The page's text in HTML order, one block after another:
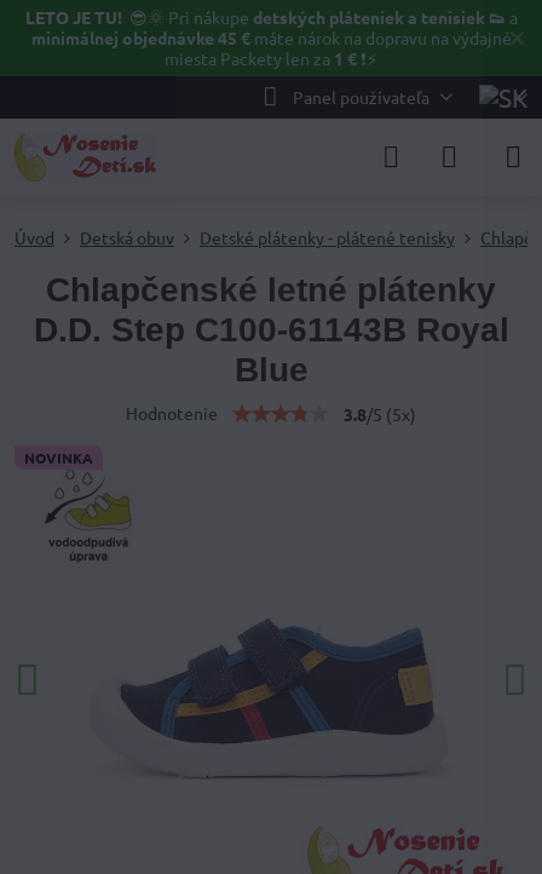
✕
LETO JE TU! 😎🌞 Pri nákupe detských pláteniek a tenisiek 👟 a
minimálnej objednávke 45 €máte nárok na dopravu na výdajné
miesta Packety len za 1 € ❗⚡️
Panel používateľa
NOVINKA
Úvod Detská obuv Detské plátenky - plátené tenisky
Chlapčenské letné plátenky
D.D. Step C100-61143B Royal
Blue
Hodnotenie 3.8/5 (5x)